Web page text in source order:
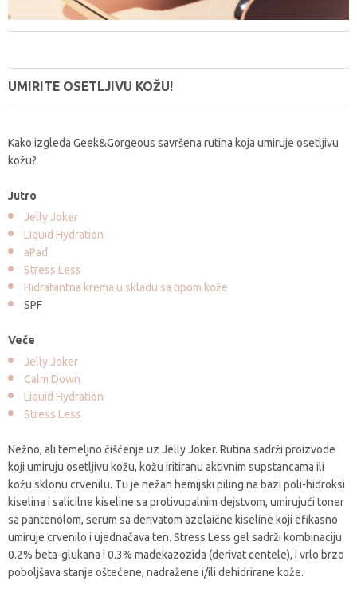
UMIRITE OSETLJIVU KOŽU!
Kako izgleda Geek&Gorgeous savršena rutina koja umiruje osetljivu
kožu?
Jutro
Jelly Joker
Liquid Hydration
aPad
Stress Less
Hidratantna krema u skladu sa tipom kože
SPF
Veče
Jelly Joker
Calm Down
Liquid Hydration
Stress Less
Nežno, ali temeljno čišćenje uz Jelly Joker. Rutina sadrži proizvode
koji umiruju osetljivu kožu, kožu iritiranu aktivnim supstancama ili
kožu sklonu crvenilu. Tu je nežan hemijski piling na bazi poli-hidroksi
kiselina i salicilne kiseline sa protivupalnim dejstvom, umirujući toner
sa pantenolom, serum sa derivatom azelaične kiseline koji efikasno
umiruje crvenilo i ujednačava ten. Stress Less gel sadrži kombinaciju
0.2% beta-glukana i 0.3% madekazozida (derivat centele), i vrlo brzo
poboljšava stanje oštećene, nadražene i/ili dehidrirane kože.